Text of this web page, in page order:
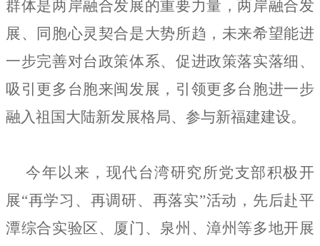
群体是两岸融合发展的重要力量，两岸融合发
展、同胞心灵契合是大势所趋，未来希望能进
一步完善对台政策体系、促进政策落实落细、
吸引更多台胞来闽发展，引领更多台胞进一步
融入祖国大陆新发展格局、参与新福建建设。
今年以来，现代台湾研究所党支部积极开
展“再学习、再调研、再落实”活动，先后赴平
潭综合实验区、厦门、泉州、漳州等多地开展